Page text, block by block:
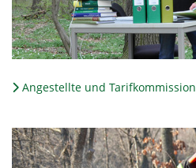
Angestellte und Tarifkommission